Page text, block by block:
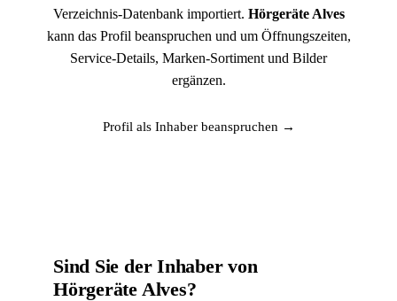
Verzeichnis-Datenbank importiert. Hörgeräte Alves
kann das Profil beanspruchen und um Öffnungszeiten,
Service-Details, Marken-Sortiment und Bilder
ergänzen.
Profil als Inhaber beanspruchen →
Sind Sie der Inhaber von
Hörgeräte Alves?